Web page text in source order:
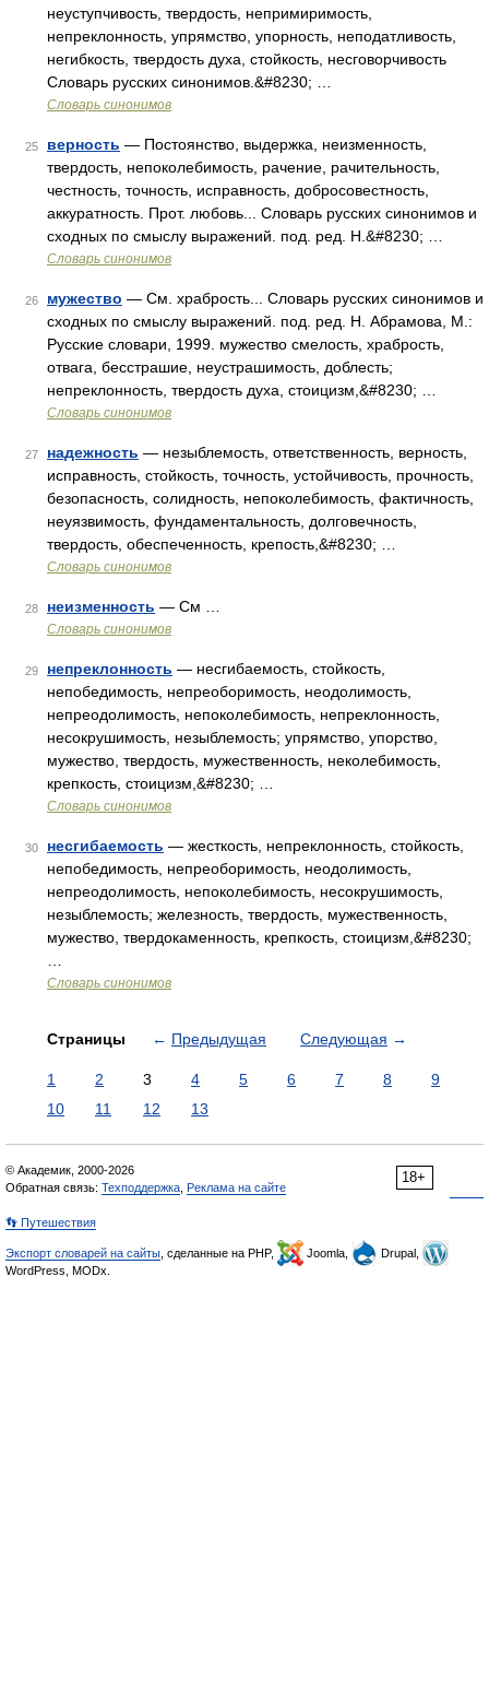
неуступчивость, твердость, непримиримость,
непреклонность, упрямство, упорность, неподатливость,
негибкость, твердость духа, стойкость, несговорчивость
Словарь русских синонимов.&#8230; …
Словарь синонимов
25 верность — Постоянство, выдержка, неизменность,
твердость, непоколебимость, рачение, рачительность,
честность, точность, исправность, добросовестность,
аккуратность. Прот. любовь... Словарь русских синонимов и
сходных по смыслу выражений. под. ред. Н.&#8230; …
Словарь синонимов
26 мужество — См. храбрость... Словарь русских синонимов и
сходных по смыслу выражений. под. ред. Н. Абрамова, М.:
Русские словари, 1999. мужество смелость, храбрость,
отвага, бесстрашие, неустрашимость, доблесть;
непреклонность, твердость духа, стоицизм,&#8230; …
Словарь синонимов
27 надежность — незыблемость, ответственность, верность,
исправность, стойкость, точность, устойчивость, прочность,
безопасность, солидность, непоколебимость, фактичность,
неуязвимость, фундаментальность, долговечность,
твердость, обеспеченность, крепость,&#8230; …
Словарь синонимов
28 неизменность — См …
Словарь синонимов
29 непреклонность — несгибаемость, стойкость,
непобедимость, непреоборимость, неодолимость,
непреодолимость, непоколебимость, непреклонность,
несокрушимость, незыблемость; упрямство, упорство,
мужество, твердость, мужественность, неколебимость,
крепкость, стоицизм,&#8230; …
Словарь синонимов
30 несгибаемость — жесткость, непреклонность, стойкость,
непобедимость, непреоборимость, неодолимость,
непреодолимость, непоколебимость, несокрушимость,
незыблемость; железность, твердость, мужественность,
мужество, твердокаменность, крепкость, стоицизм,&#8230;
Словарь синонимов
Страницы ← Предыдущая Следующая →
1 2 3 4 5 6 7 8
9
10
11 12 13
18+
© Академик, 2000-2026
Обратная связь: Техподдержка Реклама на сайте
👣 Путешествия
Экспорт словарей на сайты , сделанные на PHP, Joomla,
Drupal,
WordPress, MODx.